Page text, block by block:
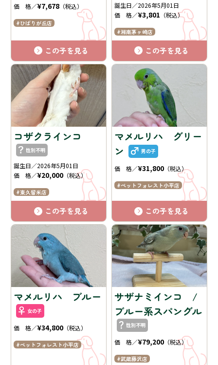
価 格／¥7,678 （税込）
ひばりが丘店
この子を見る
誕生日／2026年5月01日
価 格／¥3,801 （税込）
湘南茅ヶ崎店
この子を見る
コザクラインコ
性別不明
誕生日／2026年5月01日
価 格／¥20,000 （税込）
東久留米店
この子を見る
マメルリハ グリー
ン
男の子
価 格／¥31,800 （税込）
ペットフォレスト小平店
この子を見る
マメルリハ ブルー
女の子
価 格／¥34,800 （税込）
ペットフォレスト小平店
サザナミインコ /
ブルー系スパングル
性別不明
価 格／¥79,200 （税込）
武蔵藤沢店